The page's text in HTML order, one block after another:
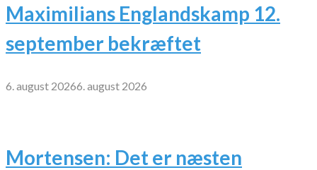
Maximilians Englandskamp 12.
september bekræftet
6. august 20266. august 2026
Mortensen: Det er næsten